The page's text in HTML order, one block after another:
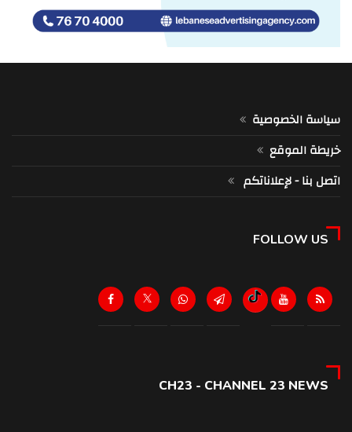
سياسة الخصوصية
خريطة الموقع
اتصل بنا - لإعلاناتكم
FOLLOW US
CH23 - CHANNEL 23 NEWS